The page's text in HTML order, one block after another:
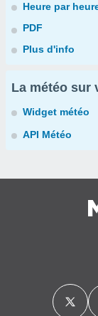
Heure par
PDF
Plus d'info
La météo sur
Widget météo
API Météo